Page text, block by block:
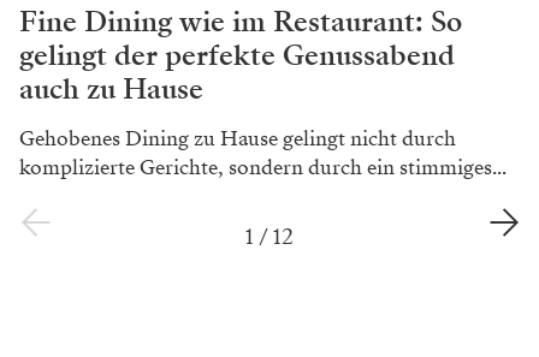
Fine Dining wie im Restaurant: So
gelingt der perfekte Genussabend
auch zu Hause
Gehobenes Dining zu Hause gelingt nicht durch
komplizierte Gerichte, sondern durch ein stimmiges...
1 /12